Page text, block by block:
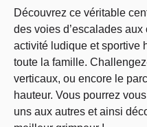
Découvrez ce véritable
des voies d’escalades
activité ludique et sportive
toute la famille.
verticaux, ou encore le
hauteur. Vous pourrez
uns aux autres et ainsi